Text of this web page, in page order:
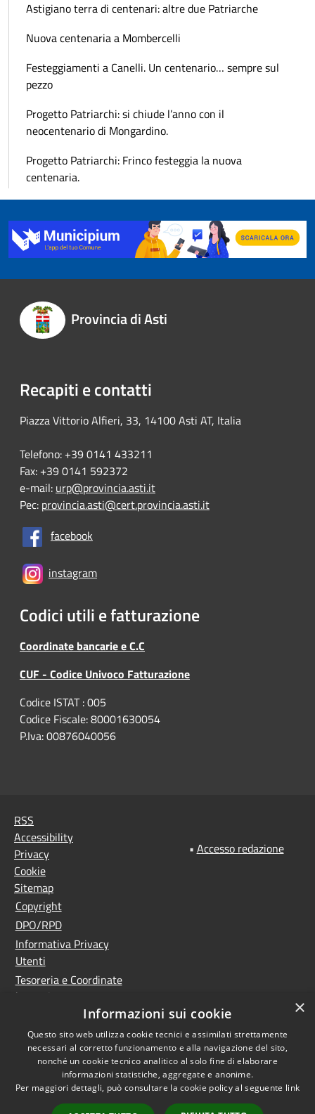
Astigiano terra di centenari: altre due Patriarche
Nuova centenaria a Mombercelli
Festeggiamenti a Canelli. Un centenario… sempre sul
pezzo
Progetto Patriarchi: si chiude l’anno con il
neocentenario di Mongardino.
Progetto Patriarchi: Frinco festeggia la nuova
centenaria.
Provincia di Asti
Recapiti e contatti
Piazza Vittorio Alfieri, 33, 14100 Asti AT, Italia
Telefono: +39 0141 433211
Fax: +39 0141 592372
e-mail: urp@provincia.asti.it
Pec: provincia.asti@cert.provincia.asti.it
facebook
instagram
Codici utili e fatturazione
Coordinate bancarie e C.C
CUF - Codice Univoco Fatturazione
Codice ISTAT : 005
Codice Fiscale: 80001630054
P.Iva: 00876040056
RSS
Accessibility
Privacy
Cookie
Sitemap
Copyright
DPO/RPD
Informativa Privacy
Utenti
Tesoreria e Coordinate
bancarie
Controlla la tua posta
PNRR (Piano Nazionale
di Ripresa e Resilienza)
Meccanismo di feedback
Whistleblowing
Dichiarazione di
• Accesso redazione
×
Informazioni sui cookie
Questo sito web utilizza cookie tecnici e assimilati strettamente
necessari al corretto funzionamento e alla navigazione del sito,
nonché un cookie tecnico analitico al solo fine di elaborare
informazioni statistiche, aggregate e anonime.
Per maggiori dettagli, può consultare la cookie policy al seguente link